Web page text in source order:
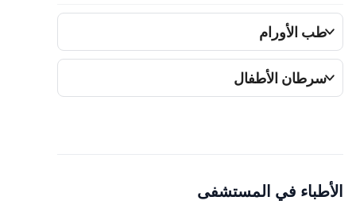
طب الأورام
سرطان الأطفال
الأطباء في المستشفى